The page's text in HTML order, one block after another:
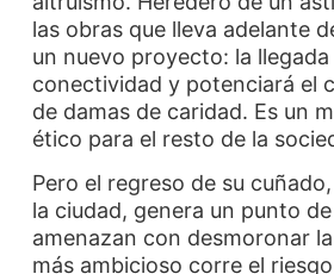
las obras que lleva adelante
un nuevo proyecto: la
conectividad y potenciará el
de damas de caridad. Es un
ético para el resto de la
Pero el regreso de su
la ciudad, genera un punto
amenazan con desmoronar
más ambicioso corre el